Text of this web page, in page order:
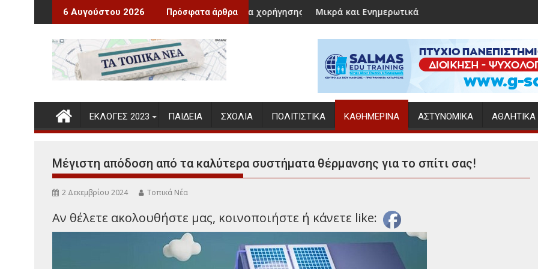
Περάστε
στο
6 Αυγούστου 2026 Πρόσφατα άρθρα Μικρά και Ενημερωτικά
ΕΚΛΟΓΕΣ 2023 ΠΑΙΔΕΊΑ ΣΧΌΛΙΑ ΠΟΛΙΤΙΣΤΙΚΆ ΚΑΘΗΜΕΡΙΝΆ ΑΣΤΥΝΟΜΙΚΆ ΑΘΛΗΤΙΚΆ
Μέγιστη απόδοση από τα καλύτερα συστήματα θέρμανσης για το σπίτι σας!
2 Δεκεμβρίου 2024 Τοπικά Νέα
Αν θέλετε ακολουθήστε μας, κοινοποιήστε ή κάνετε like: